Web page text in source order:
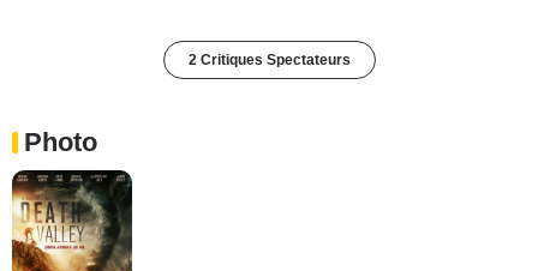
2 Critiques Spectateurs
Photo